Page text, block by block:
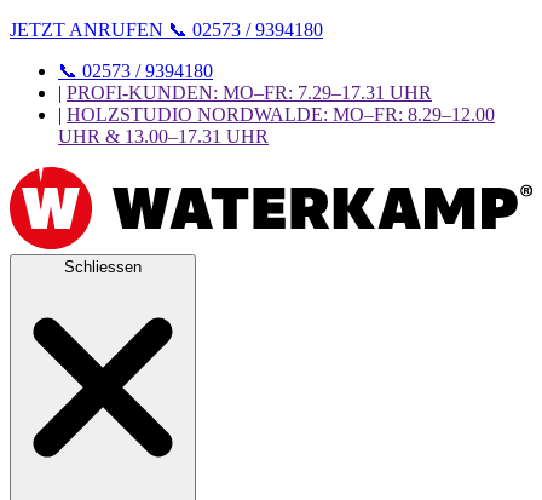
JETZT ANRUFEN 📞 02573 / 9394180
📞 02573 / 9394180
| PROFI-KUNDEN: MO–FR: 7.29–17.31 UHR
| HOLZSTUDIO NORDWALDE: MO–FR: 8.29–12.00
UHR & 13.00–17.31 UHR
Schliessen